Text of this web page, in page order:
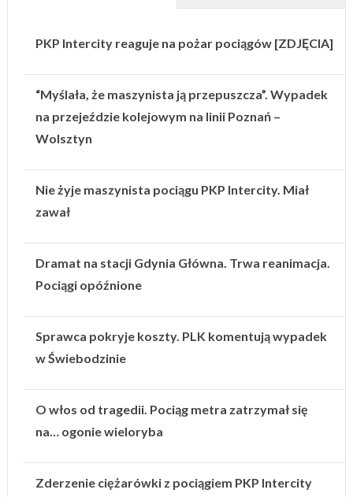
PKP Intercity reaguje na pożar pociągów [ZDJĘCIA]
“Myślała, że maszynista ją przepuszcza”. Wypadek
na przejeździe kolejowym na linii Poznań –
Wolsztyn
Nie żyje maszynista pociągu PKP Intercity. Miał
zawał
Dramat na stacji Gdynia Główna. Trwa reanimacja.
Pociągi opóźnione
Sprawca pokryje koszty. PLK komentują wypadek
w Świebodzinie
O włos od tragedii. Pociąg metra zatrzymał się
na… ogonie wieloryba
Zderzenie ciężarówki z pociągiem PKP Intercity